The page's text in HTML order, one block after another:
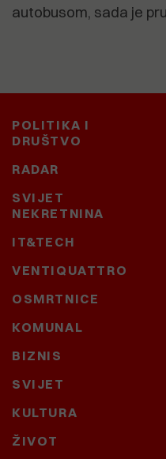
autobusom, sada je
POLITIKA I
DRUŠTVO
RADAR
SVIJET
NEKRETNINA
IT&TECH
VENTIQUATTRO
OSMRTNICE
KOMUNAL
BIZNIS
SVIJET
KULTURA
ŽIVOT